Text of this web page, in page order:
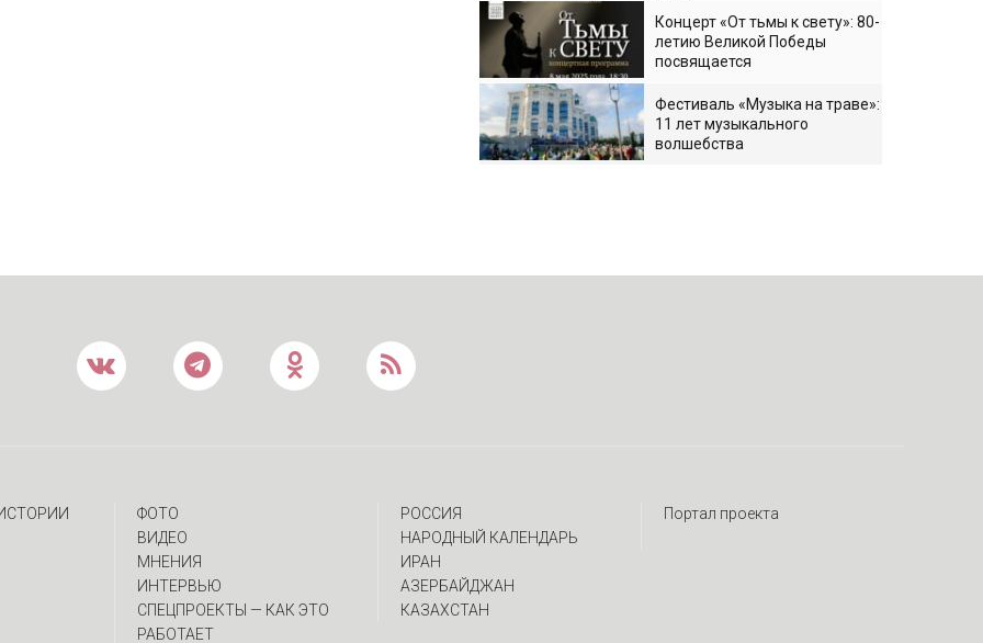
Концерт «От тьмы к свету»: 80-
летию Великой Победы
посвящается
Фестиваль «Музыка на траве»:
11 лет музыкального
волшебства
ФОТО
ВИДЕО
МНЕНИЯ
ИНТЕРВЬЮ
CПЕЦПРОЕКТЫ — КАК ЭТО
РАБОТАЕТ
РОССИЯ
НАРОДНЫЙ КАЛЕНДАРЬ
ИРАН
АЗЕРБАЙДЖАН
КАЗАХСТАН
Портал проекта